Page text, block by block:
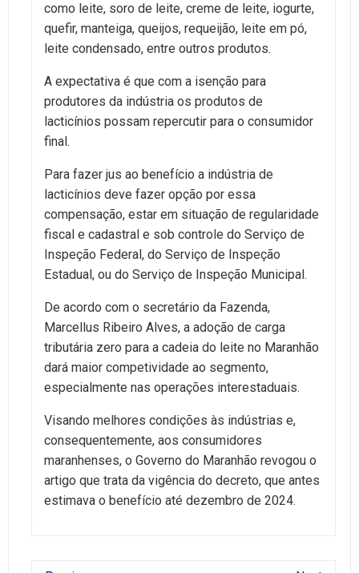
como leite, soro de leite, creme de leite, iogurte,
quefir, manteiga, queijos, requeijão, leite em pó,
leite condensado, entre outros produtos.
A expectativa é que com a isenção para
produtores da indústria os produtos de
lacticínios possam repercutir para o consumidor
final.
Para fazer jus ao benefício a indústria de
lacticínios deve fazer opção por essa
compensação, estar em situação de regularidade
fiscal e cadastral e sob controle do Serviço de
Inspeção Federal, do Serviço de Inspeção
Estadual, ou do Serviço de Inspeção Municipal.
De acordo com o secretário da Fazenda,
Marcellus Ribeiro Alves, a adoção de carga
tributária zero para a cadeia do leite no Maranhão
dará maior competividade ao segmento,
especialmente nas operações interestaduais.
Visando melhores condições às indústrias e,
consequentemente, aos consumidores
maranhenses, o Governo do Maranhão revogou o
artigo que trata da vigência do decreto, que antes
estimava o benefício até dezembro de 2024.